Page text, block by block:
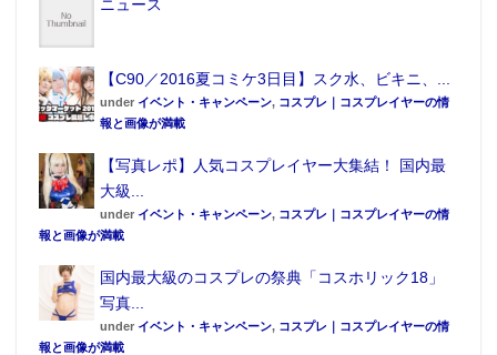
ニュース
【C90／2016夏コミケ3日目】スク水、ビキニ、...
under イベント・キャンペーン, コスプレ｜コスプレイヤーの情
報と画像が満載
【写真レポ】人気コスプレイヤー大集結！ 国内最
大級...
under イベント・キャンペーン, コスプレ｜コスプレイヤーの情
報と画像が満載
国内最大級のコスプレの祭典「コスホリック18」
写真...
under イベント・キャンペーン, コスプレ｜コスプレイヤーの情
報と画像が満載